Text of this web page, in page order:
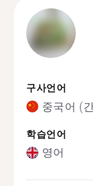
구사언어
중국어 (
학습언어
영어